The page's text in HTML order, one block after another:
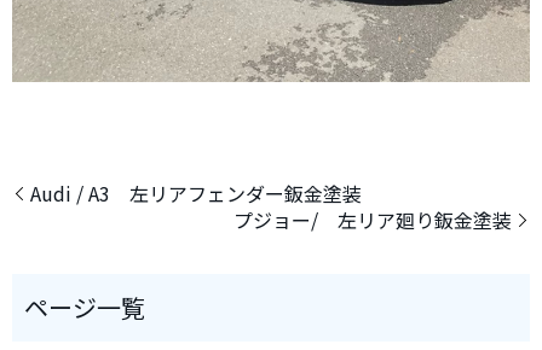
Audi / A3 左リアフェンダー鈑金塗装
プジョー/ 左リア廻り鈑金塗装